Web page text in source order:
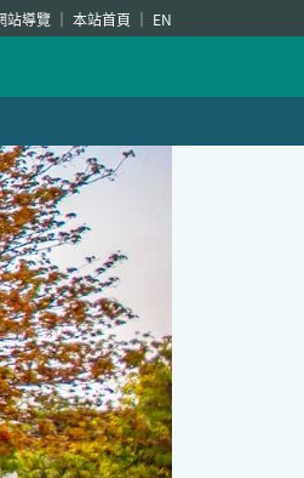
站導覽 本站首頁 EN